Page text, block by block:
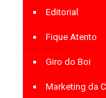
Editorial
Fique Atento
Giro do Boi
Marketing da